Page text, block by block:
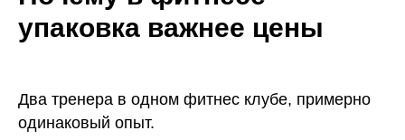
упаковка важнее цены
Два тренера в одном фитнес клубе, примерно
одинаковый опыт.